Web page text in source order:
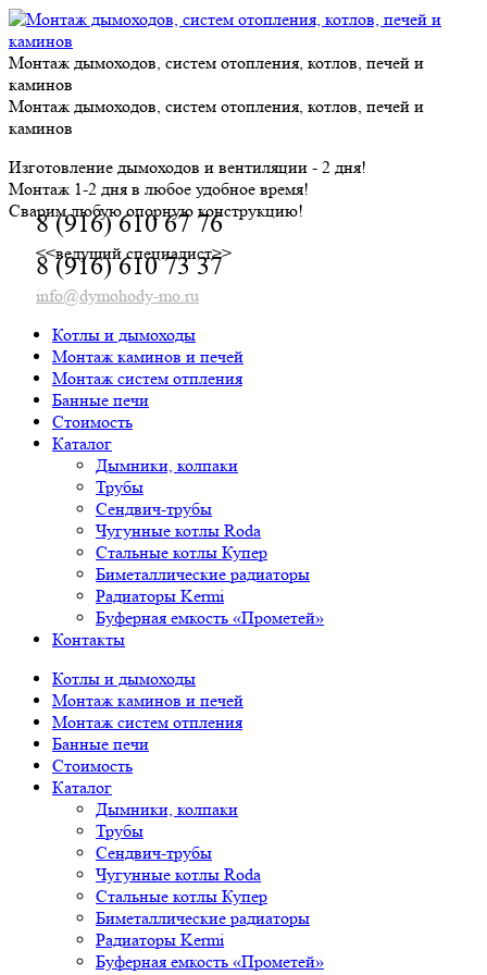
Skip
to
content
Монтаж дымоходов, систем отопления, котлов, печей и
каминов
Монтаж дымоходов, систем отопления, котлов, печей и
каминов
Изготовление дымоходов и вентиляции - 2 дня!
Монтаж 1-2 дня в любое удобное время!
Сварим любую опорную конструкцию!
8 (916) 610 67 76
<<ведущий специалист>>
8 (916) 610 73 37
info@dymohody-mo.ru
Котлы и дымоходы
Монтаж каминов и печей
Монтаж систем отпления
Банные печи
Стоимость
Каталог
Дымники, колпаки
Трубы
Сендвич-трубы
Чугунные котлы Roda
Стальные котлы Купер
Биметаллические радиаторы
Радиаторы Kermi
Буферная емкость «Прометей»
Контакты
Котлы и дымоходы
Монтаж каминов и печей
Монтаж систем отпления
Банные печи
Стоимость
Каталог
Дымники, колпаки
Трубы
Сендвич-трубы
Чугунные котлы Roda
Стальные котлы Купер
Биметаллические радиаторы
Радиаторы Kermi
Буферная емкость «Прометей»